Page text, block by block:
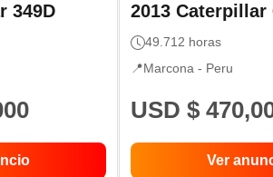
349D 2013 Caterpillar
49.712 horas
📍Marcona - Peru
USD $
Ver